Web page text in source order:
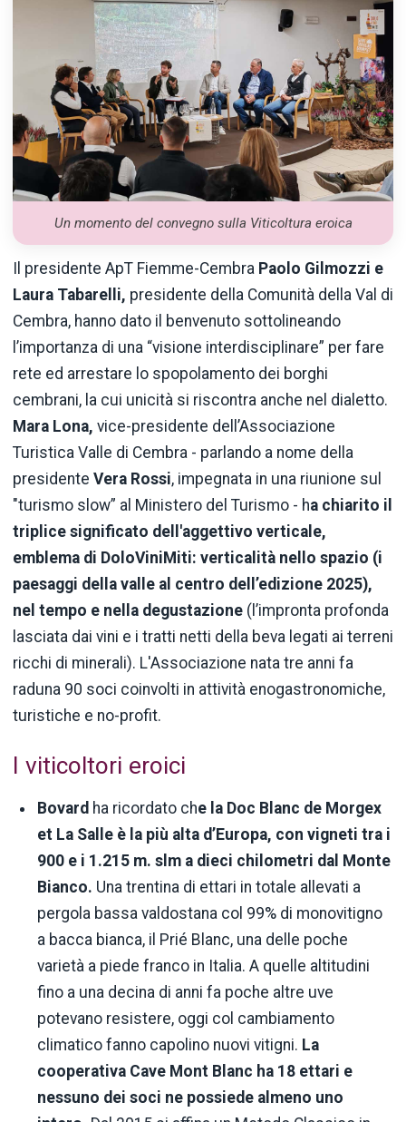
Un momento del convegno sulla Viticoltura eroica
Il presidente ApT Fiemme-Cembra Paolo Gilmozzi e
Laura Tabarelli, presidente della Comunità della Val di
Cembra, hanno dato il benvenuto sottolineando
l’importanza di una “visione interdisciplinare” per fare
rete ed arrestare lo spopolamento dei borghi
cembrani, la cui unicità si riscontra anche nel dialetto.
Mara Lona, vice-presidente dell’Associazione
Turistica Valle di Cembra - parlando a nome della
presidente Vera Rossi, impegnata in una riunione sul
"turismo slow” al Ministero del Turismo - ha chiarito il
triplice significato dell'aggettivo verticale,
emblema di DoloViniMiti: verticalità nello spazio (i
paesaggi della valle al centro dell’edizione 2025),
nel tempo e nella degustazione (l’impronta profonda
lasciata dai vini e i tratti netti della beva legati ai terreni
ricchi di minerali). L'Associazione nata tre anni fa
raduna 90 soci coinvolti in attività enogastronomiche,
turistiche e no-profit.
I viticoltori eroici
Bovard ha ricordato che la Doc Blanc de Morgex
et La Salle è la più alta d’Europa, con vigneti tra i
900 e i 1.215 m. slm a dieci chilometri dal Monte
Bianco. Una trentina di ettari in totale allevati a
pergola bassa valdostana col 99% di monovitigno
a bacca bianca, il Prié Blanc, una delle poche
varietà a piede franco in Italia. A quelle altitudini
fino a una decina di anni fa poche altre uve
potevano resistere, oggi col cambiamento
climatico fanno capolino nuovi vitigni. La
cooperativa Cave Mont Blanc ha 18 ettari e
nessuno dei soci ne possiede almeno uno